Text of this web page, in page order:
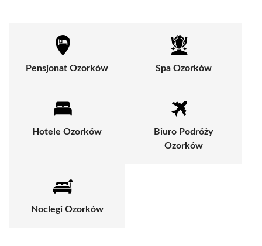
Pensjonat Ozorków Spa Ozorków
Hotele Ozorków
Biuro Podróży
Ozorków
Noclegi Ozorków